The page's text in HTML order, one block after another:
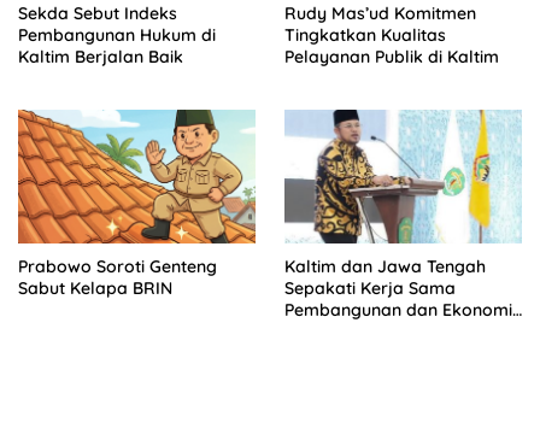
Sekda Sebut Indeks
Pembangunan Hukum di
Kaltim Berjalan Baik
Rudy Mas’ud Komitmen
Tingkatkan Kualitas
Pelayanan Publik di Kaltim
Prabowo Soroti Genteng
Sabut Kelapa BRIN
Kaltim dan Jawa Tengah
Sepakati Kerja Sama
Pembangunan dan Ekonomi